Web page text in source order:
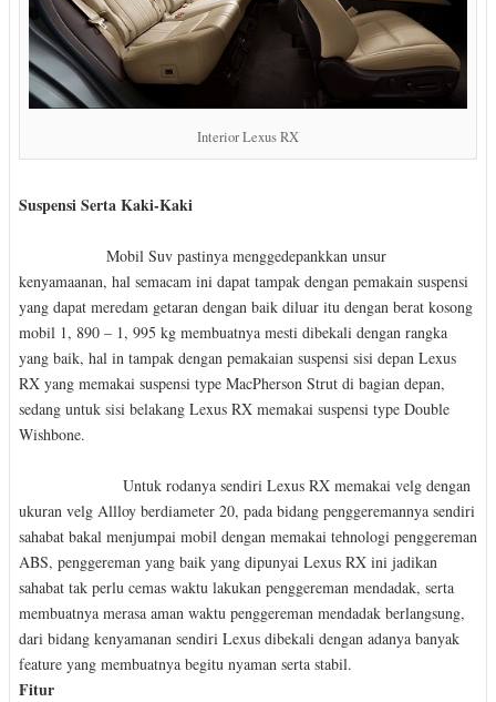
Interior Lexus RX
Suspensi Serta Kaki-Kaki
Mobil Suv pastinya menggedepankkan unsur
kenyamaanan, hal semacam ini dapat tampak dengan pemakain suspensi
yang dapat meredam getaran dengan baik diluar itu dengan berat kosong
mobil 1, 890 – 1, 995 kg membuatnya mesti dibekali dengan rangka
yang baik, hal in tampak dengan pemakaian suspensi sisi depan Lexus
RX yang memakai suspensi type MacPherson Strut di bagian depan,
sedang untuk sisi belakang Lexus RX memakai suspensi type Double
Wishbone.
Untuk rodanya sendiri Lexus RX memakai velg dengan
ukuran velg Allloy berdiameter 20, pada bidang penggeremannya sendiri
sahabat bakal menjumpai mobil dengan memakai tehnologi penggereman
ABS, penggereman yang baik yang dipunyai Lexus RX ini jadikan
sahabat tak perlu cemas waktu lakukan penggereman mendadak, serta
membuatnya merasa aman waktu penggereman mendadak berlangsung,
dari bidang kenyamanan sendiri Lexus dibekali dengan adanya banyak
feature yang membuatnya begitu nyaman serta stabil.
Fitur